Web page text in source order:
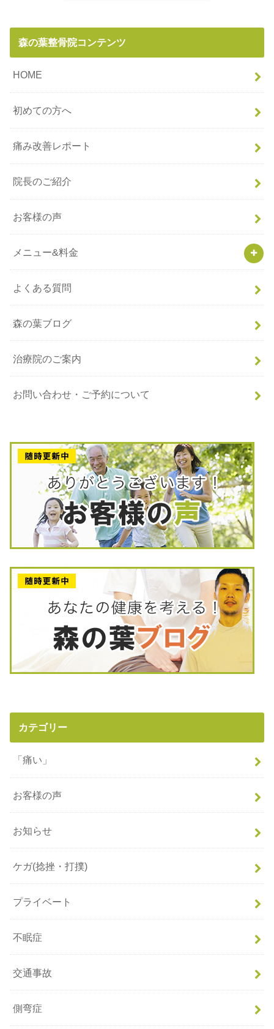
森の葉整骨院コンテンツ
HOME
初めての方へ
痛み改善レポート
院長のご紹介
お客様の声
メニュー&料金
よくある質問
森の葉ブログ
治療院のご案内
お問い合わせ・ご予約について
カテゴリー
「痛い」
お客様の声
お知らせ
ケガ(捻挫・打撲)
プライベート
不眠症
交通事故
側弯症